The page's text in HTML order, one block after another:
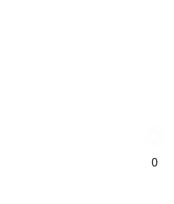
0